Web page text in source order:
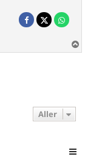
a
Aller